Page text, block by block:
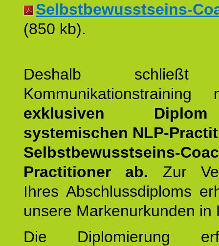
Selbstbewusstseins-
(850 kb).
Deshalb schließt
exklusiven
systemischen NLP-
Selbstbewusstseins-
Practitioner ab. Zur
Ihres Abschlussdiploms
unsere Markenurkunden in
Die Diplomierung